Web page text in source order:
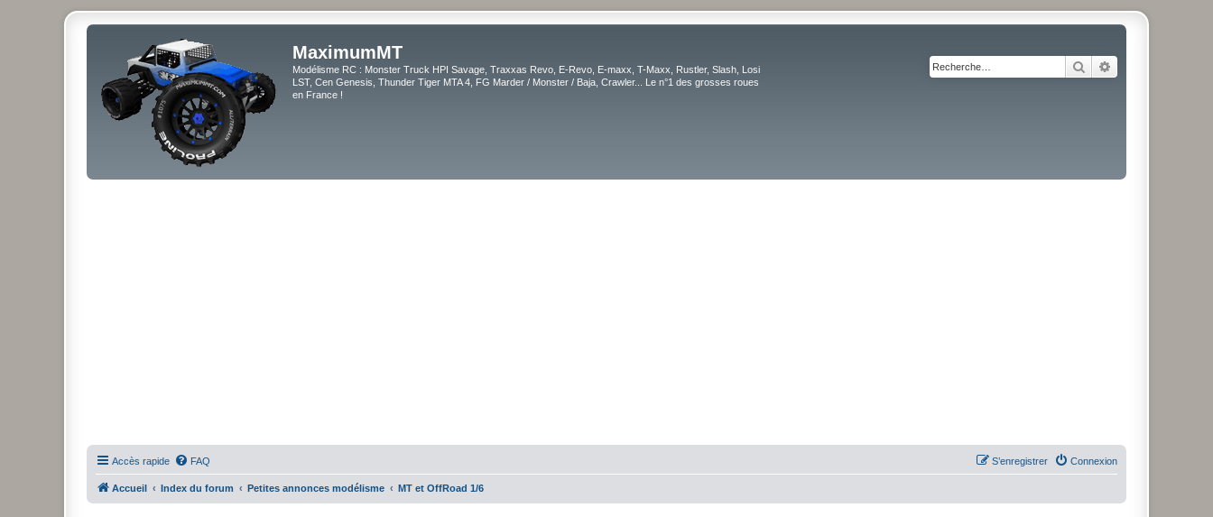
MaximumMT
Modélisme RC : Monster Truck HPI Savage, Traxxas Revo, E-Revo, E-maxx, T-Maxx, Rustler, Slash, Losi
LST, Cen Genesis, Thunder Tiger MTA 4, FG Marder / Monster / Baja, Crawler... Le n°1 des grosses roues
en France !
Rechercher
Accès rapide FAQ Connexion
S’enregistrer
Accueil Index du forum Petites annonces modélisme MT et OffRoad 1/6